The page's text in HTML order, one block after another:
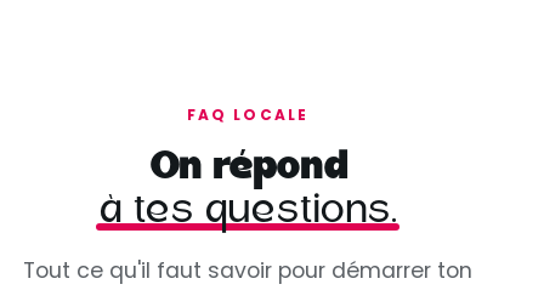
FAQ LOCALE
On répond
à tes questions.
Tout ce qu'il faut savoir pour démarrer ton